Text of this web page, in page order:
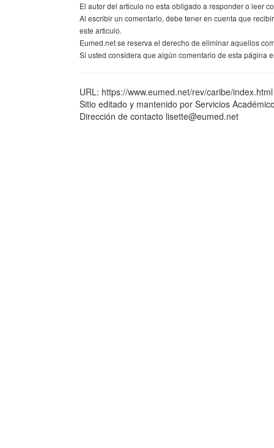
El autor del articulo no esta obligado a responder o leer
Al escribir un comentario, debe tener en cuenta que
este articulo.
Eumed.net se reserva el derecho de eliminar aquellos
Si usted considera que algún comentario de esta página
URL: https://www.eumed.net/rev/caribe/index.html
Sitio editado y mantenido por Servicios
Dirección de contacto lisette@eumed.net